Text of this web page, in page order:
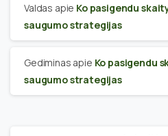
Valdas apie Ko pasigendu
saugumo strategijas
Gediminas apie Ko pasigendu
saugumo strategijas